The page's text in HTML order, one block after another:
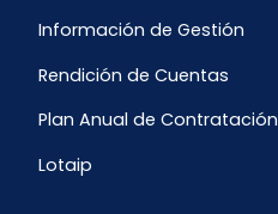
Información de Gestión
Rendición de Cuentas
Plan Anual de Contratación
Lotaip